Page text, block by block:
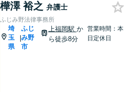
樺澤 裕之 弁護士
ふじみ野法律事務所
埼
玉
県
|
ふじ
み野
市
上福岡駅 か
ら徒歩8分
営業時間：本
日定休日